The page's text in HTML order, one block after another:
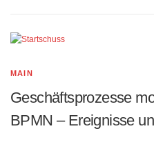
MAIN
Geschäftsprozesse
BPMN – Ereignisse